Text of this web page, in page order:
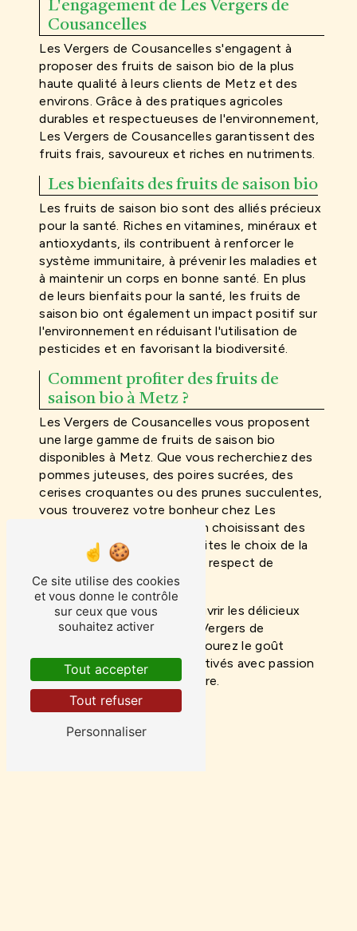
L'engagement de Les Vergers de
Cousancelles
Les Vergers de Cousancelles s'engagent à
proposer des fruits de saison bio de la plus
haute qualité à leurs clients de Metz et des
environs. Grâce à des pratiques agricoles
durables et respectueuses de l'environnement,
Les Vergers de Cousancelles garantissent des
fruits frais, savoureux et riches en nutriments.
Les bienfaits des fruits de saison bio
Les fruits de saison bio sont des alliés précieux
pour la santé. Riches en vitamines, minéraux et
antioxydants, ils contribuent à renforcer le
système immunitaire, à prévenir les maladies et
à maintenir un corps en bonne santé. En plus
de leurs bienfaits pour la santé, les fruits de
saison bio ont également un impact positif sur
l'environnement en réduisant l'utilisation de
pesticides et en favorisant la biodiversité.
Comment profiter des fruits de
saison bio à Metz ?
Les Vergers de Cousancelles vous proposent
une large gamme de fruits de saison bio
disponibles à Metz. Que vous recherchiez des
pommes juteuses, des poires sucrées, des
cerises croquantes ou des prunes succulentes,
vous trouverez votre bonheur chez Les
Vergers de Cousancelles. En choisissant des
fruits de saison bio, vous faites le choix de la
qualité, de la fraîcheur et du respect de
l'environnement.
N'attendez plus pour découvrir les délicieux
fruits de saison bio de Les Vergers de
Cousancelles à Metz et savourez le goût
authentique de produits cultivés avec passion
et engagement pour la nature.
Ce site utilise des cookies
et vous donne le contrôle
sur ceux que vous
souhaitez activer
Tout accepter
Tout refuser
Personnaliser